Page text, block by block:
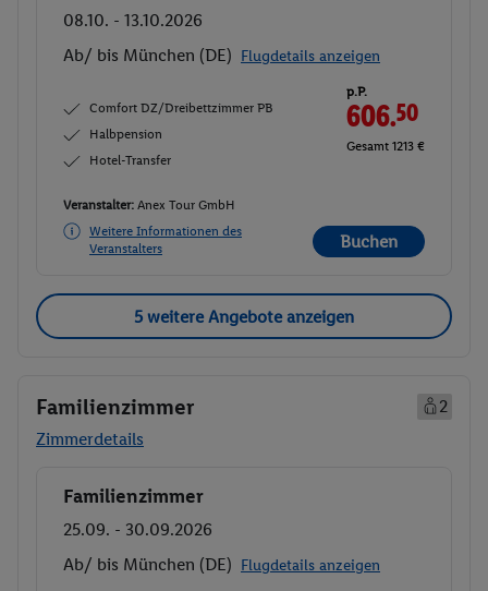
08.10. - 13.10.2026
Ab/ bis München (DE) Flugdetails anzeigen
Comfort DZ/Dreibettzimmer PB
Halbpension
Hotel-Transfer
p.P.
606.50
Gesamt 1213 €
Veranstalter: Anex Tour GmbH
Weitere Informationen des
Veranstalters
Buchen
5 weitere Angebote anzeigen
Familienzimmer
2
Zimmerdetails
Buchen
Familienzimmer
25.09. - 30.09.2026
Ab/ bis München (DE) Flugdetails anzeigen